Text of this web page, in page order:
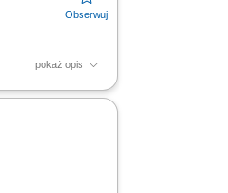
pokaż opis
stanów